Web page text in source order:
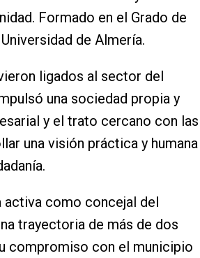
Formado en el Grado de
de Almería.
ligados al sector del
una sociedad propia y
y el trato cercano con las
una visión práctica y humana
activa como concejal del
trayectoria de más de dos
compromiso con el municipio